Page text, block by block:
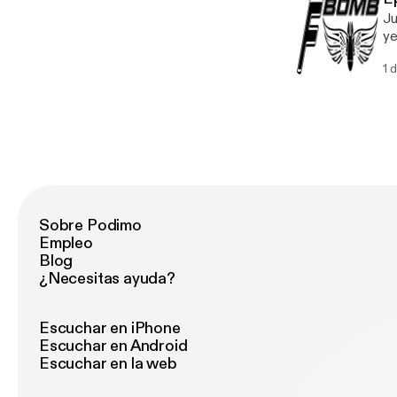
1
Sobre Podimo
Empleo
Blog
¿Necesitas ayuda?
Escuchar en iPhone
Escuchar en Android
Escuchar en la web